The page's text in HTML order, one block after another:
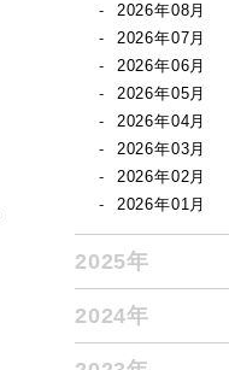
2026年08月
2026年07月
2026年06月
2026年05月
2026年04月
2026年03月
2026年02月
2026年01月
2025年
2024年